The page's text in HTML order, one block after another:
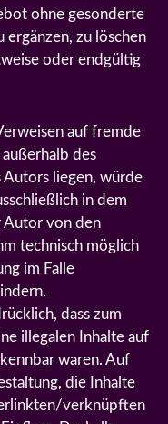
ohne gesonderte
ergänzen, zu löschen
oder endgültig
auf fremde
des
liegen, würde
in dem
Autor von den
technisch möglich
im Falle
dass zum
illegalen Inhalte auf
waren. Auf
die Inhalte
verknüpften